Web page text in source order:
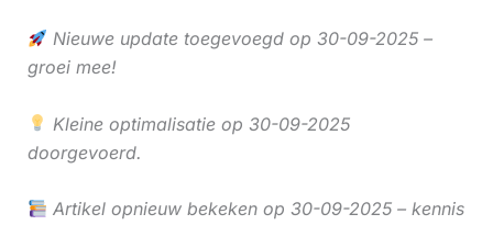
Nieuwe update toegevoegd op 30-09-2025 –
groei mee!
Kleine optimalisatie op 30-09-2025
doorgevoerd.
Artikel opnieuw bekeken op 30-09-2025 – kennis